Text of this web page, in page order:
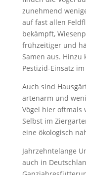
zunehmend
auf fast allen
bekämpft,
frühzeitiger und
Samen aus. Hinzu
Pestizid-Einsatz
Auch sind
artenarm und
Vögel hier oftmals
Selbst im
eine ökologisch
Jahrzehntelange
auch in